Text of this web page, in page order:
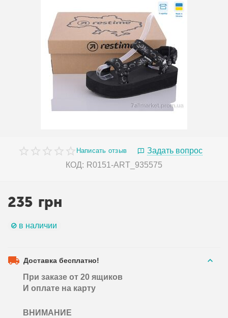
Написать отзыв
Задать вопрос
КОД: R0151-ART_935575
235 грн
в наличии
Доставка бесплатно!
При заказе от 20 ящиков
И оплате на карту
ВНИМАНИЕ